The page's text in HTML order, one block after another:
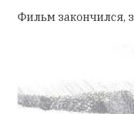
Фильм закончился,